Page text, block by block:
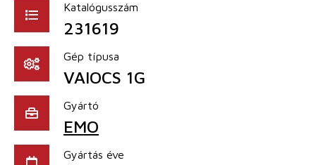
Katalógusszám
231619
Gép típusa
VAIOCS 1G
Gyártó
EMO
Gyártás éve